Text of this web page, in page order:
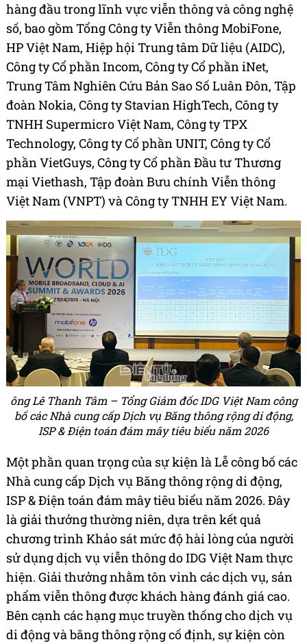
hàng đầu trong lĩnh vực viễn thông và công nghệ
số, bao gồm Tổng Công ty Viễn thông MobiFone,
HP Việt Nam, Hiệp hội Trung tâm Dữ liệu (AIDC),
Công ty Cổ phần Incom, Công ty Cổ phần iNet,
Trung Tâm Nghiên Cứu Bản Sao Số Luân Đôn, Tập
đoàn Nokia, Công ty Stavian HighTech, Công ty
TNHH Supermicro Việt Nam, Công ty TPX
Technology, Công ty Cổ phần UNIT, Công ty Cổ
phần VietGuys, Công ty Cổ phần Đầu tư Thương
mại Viethash, Tập đoàn Bưu chính Viễn thông
Việt Nam (VNPT) và Công ty TNHH EY Việt Nam.
ông Lê Thanh Tâm – Tổng Giám đốc IDG Việt Nam công
bố các Nhà cung cấp Dịch vụ Băng thông rộng di động,
ISP & Điện toán đám mây tiêu biểu năm 2026
Một phần quan trọng của sự kiện là Lễ công bố các
Nhà cung cấp Dịch vụ Băng thông rộng di động,
ISP & Điện toán đám mây tiêu biểu năm 2026. Đây
là giải thưởng thường niên, dựa trên kết quả
chương trình Khảo sát mức độ hài lòng của người
sử dụng dịch vụ viễn thông do IDG Việt Nam thực
hiện. Giải thưởng nhằm tôn vinh các dịch vụ, sản
phẩm viễn thông được khách hàng đánh giá cao.
Bên cạnh các hạng mục truyền thống cho dịch vụ
di động và băng thông rộng cố định, sự kiện còn